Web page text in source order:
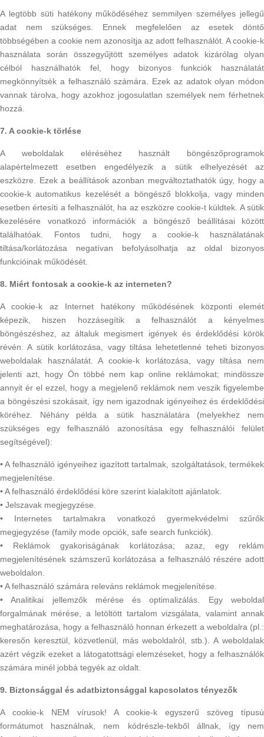
A legtöbb süti hatékony működéséhez semmilyen személyes jellegű
adat nem szükséges. Ennek megfelelően az esetek döntő
többségében a cookie nem azonosítja az adott felhasználót. A cookie-k
használata során összegyűjtött személyes adatok kizárólag olyan
célból használhatók fel, hogy bizonyos funkciók használatát
megkönnyítsék a felhasználó számára. Ezek az adatok olyan módon
vannak tárolva, hogy azokhoz jogosulatlan személyek nem férhetnek
hozzá.
7. A cookie-k törlése
A weboldalak eléréséhez használt böngészőprogramok
alapértelmezett esetben engedélyezik a sütik elhelyezését az
eszközre. Ezek a beállítások azonban megváltoztathatók úgy, hogy a
cookie-k automatikus kezelését a böngésző blokkolja, vagy minden
esetben értesíti a felhasználót, ha az eszközre cookie-t küldtek. A sütik
kezelésére vonatkozó információk a böngésző beállításai között
találhatóak. Fontos tudni, hogy a cookie-k használatának
tiltása/korlátozása negatívan befolyásolhatja az oldal bizonyos
funkcióinak működését.
8. Miért fontosak a cookie-k az interneten?
A cookie-k az Internet hatékony működésének központi elemét
képezik, hiszen hozzásegítik a felhasználót a kényelmes
böngészéshez, az általuk megismert igények és érdeklődési körök
révén. A sütik korlátozása, vagy tiltása lehetetlenné teheti bizonyos
weboldalak használatát. A cookie-k korlátozása, vagy tiltása nem
jelenti azt, hogy Ön többé nem kap online reklámokat; mindössze
annyit ér el ezzel, hogy a megjelenő reklámok nem veszik figyelembe
a böngészési szokásait, így nem igazodnak igényeihez és érdeklődési
köréhez. Néhány példa a sütik használatára (melyekhez nem
szükséges egy felhasználó azonosítása egy felhasználói felület
segítségével):
• A felhasználó igényeihez igazított tartalmak, szolgáltatások, termékek
megjelenítése.
• A felhasználó érdeklődési köre szerint kialakított ajánlatok.
• Jelszavak megjegyzése.
• Internetes tartalmakra vonatkozó gyermekvédelmi szűrők
megjegyzése (family mode opciók, safe search funkciók).
• Reklámok gyakoriságának korlátozása; azaz, egy reklám
megjelenítésének számszerű korlátozása a felhasználó részére adott
weboldalon.
• A felhasználó számára releváns reklámok megjelenítése.
• Analitikai jellemzők mérése és optimalizálás. Egy weboldal
forgalmának mérése, a letöltött tartalom vizsgálata, valamint annak
meghatározása, hogy a felhasználó honnan érkezett a weboldalra (pl.:
keresőn keresztül, közvetlenül, más weboldalról, stb.). A weboldalak
azért végzik ezeket a látogatottsági elemzéseket, hogy a felhasználók
számára minél jobbá tegyék az oldalt.
9. Biztonsággal és adatbiztonsággal kapcsolatos tényezők
A cookie-k NEM vírusok! A cookie-k egyszerű szöveg típusú
formátumot használnak, nem kódrészle-tekből állnak, így nem